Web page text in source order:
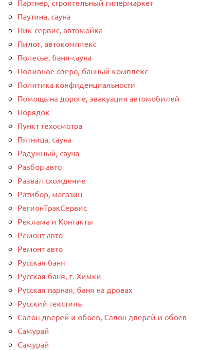
Партнер, строительный гипермаркет
Паутина, сауна
Пик-сервис, автомойка
Пилот, автокомплекс
Полесье, баня-сауна
Поливное озеро, банный комплекс
Политика конфиденциальности
Помощь на дороге, эвакуация автомобилей
Порядок
Пункт техосмотра
Пятница, сауна
Радужный, сауна
Разбор авто
Развал схождение
Ратибор, магазин
РегионТракСервис
Реклама и Контакты
Ремонт авто
Ремонт авто
Русская баня
Русская баня, г. Химки
Русская парная, баня на дровах
Русский текстиль
Салон дверей и обоев, Салон дверей и обоев
Самурай
Самурай